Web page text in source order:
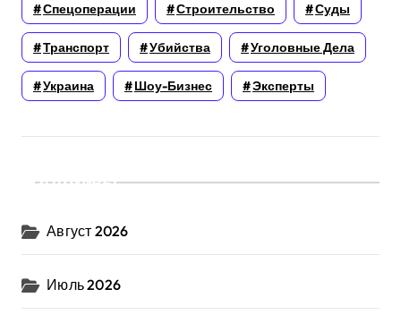
Спецоперации Строительство Суды
Транспорт Убийства Уголовные Дела
Украина Шоу-Бизнес Эксперты
Архивы
Август 2026
Июль 2026